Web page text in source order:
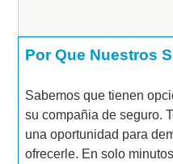
Por Que Nuestros
Sabemos que tienen
su compañia de seguro.
una oportunidad para
ofrecerle. En solo